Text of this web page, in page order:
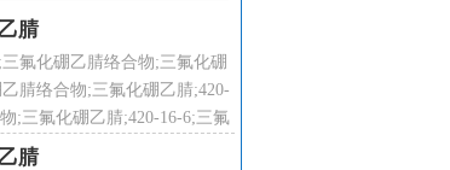
腈
氟化硼乙腈络合物;三氟化硼
腈络合物;三氟化硼乙腈;420-
;三氟化硼乙腈;420-16-6;三氟
腈